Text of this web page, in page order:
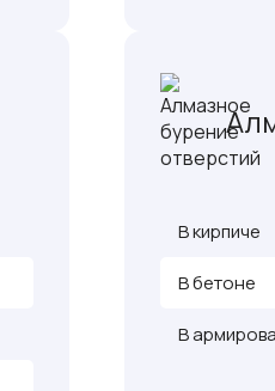
В кирпиче
В бетоне
В